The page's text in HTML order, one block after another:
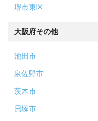
堺市東区
大阪府その他
池田市
泉佐野市
茨木市
貝塚市